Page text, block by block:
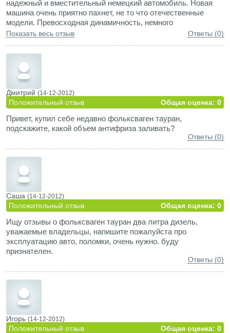
надежный и вместительный немецкий автомобиль. Новая
машина очень приятно пахнет, не то что отечественные
модели. Превосходная динамичность, немного
подтормаживает при переключении передач, надо
привык далеко не сразу. Прекрасно маневрирует, не
кренится на поворотах. Макс. скорость 200 км. ч., литые
колесные диски, противотуманные фары, климат контроль
на два сектора, круиз контроль, подушки безопасности и
другая защита, МП3, очень комфортные передние сиденья с
возможностью регулировать поясничный упор, задние три
кресла регулируются и складываются независимо друг от
друга. В огромных понятных кнопках только дурак не
разберется))) Не чувствую разных электронных систем
безопасности, АБС не ощутил, как резко ни тормозил.
Электроусилитель руля очень помогает. Расход топлива по
документам не должен превышать 10 л на 100 км, мне
кажется для компактвэна это отличный показатель. Плюс
есть огроменный багажник, разные отделения, ящички,
Показать весь отзыв Ответы (0)
Дмитрий (14-12-2012)
Положительный отзыв Общая оценка: 0
Привет, купил себе недавно фольксваген тауран,
подскажите, какой объем антифриза заливать?
Ответы (0)
Саша (14-12-2012)
Положительный отзыв Общая оценка: 0
Ищу отзывы о фольксваген тауран два литра дизель,
уважаемые владельцы, напишите пожалуйста про
эксплуатацию авто, поломки, очень нужно. буду
признателен.
Ответы (0)
Игорь (14-12-2012)
Положительный отзыв Общая оценка: 0